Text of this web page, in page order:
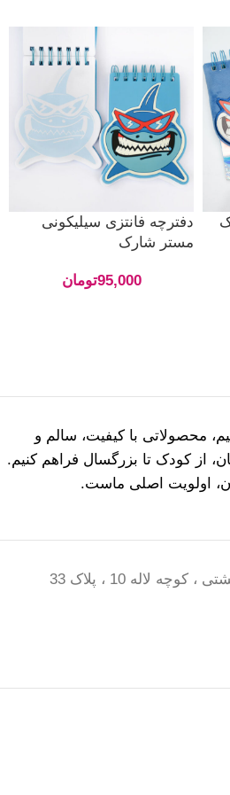
دفترچه فانتزی سیلیکونی
مستر شارک
95,000تومان
محصولاتی با کیفیت، سالم و
از کودک تا بزرگسال فراهم کنیم.
اولویت اصلی ماست.
لاله 10 ، پلاک 33